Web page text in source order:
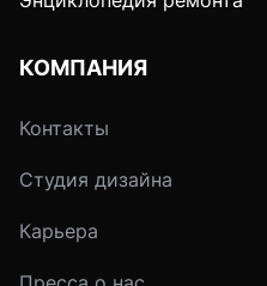
КОМПАНИЯ
Контакты
Студия дизайна
Карьера